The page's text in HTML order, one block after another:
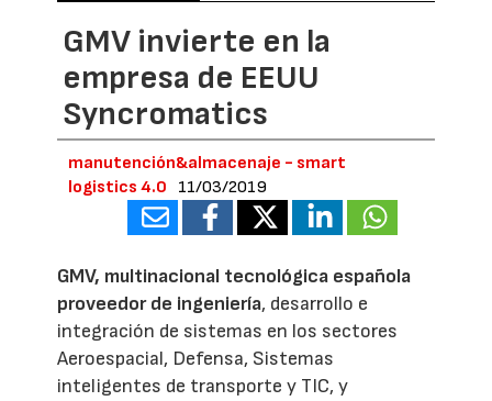
GMV invierte en la
empresa de EEUU
Syncromatics
manutención&almacenaje - smart
logistics 4.0
11/03/2019
GMV, multinacional tecnológica española
proveedor de ingeniería, desarrollo e
integración de sistemas en los sectores
Aeroespacial, Defensa, Sistemas
inteligentes de transporte y TIC, y